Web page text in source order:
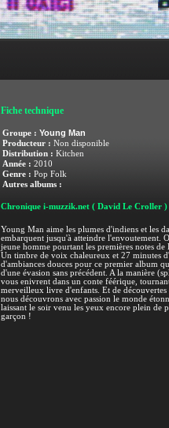
Fiche technique
Groupe : Young Man
Producteur : Non disponible
Distribution : Kitchen
Année : 2010
Genre : Pop Folk
Autres albums :
Chronique i-muzzik.net ( David Le Croller )
Young Man aime les plumes d'indiens et les
embarquent jusqu'à atteindre l'envoutement.
jeune homme pourtant les premières notes
Un timbre de voix chaleureux et 27 minutes
d'ambiances douces pour ce premier album
d'une évasion sans précédent. A la manière
vous enivrent dans un conte féérique,
merveilleux livre d'enfants. Et de découvertes
nous découvrons avec passion le monde
laissant le soir venu les yeux encore plein de
garçon !